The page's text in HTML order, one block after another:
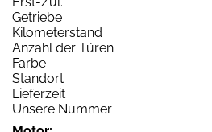
Getriebe
Kilometerstand
Anzahl der Türen
Farbe
Standort
Lieferzeit
Unsere Nummer